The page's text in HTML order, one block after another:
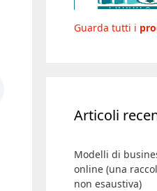
Guarda tutti i
Articoli
Modelli di
online (una
non esaustiva)